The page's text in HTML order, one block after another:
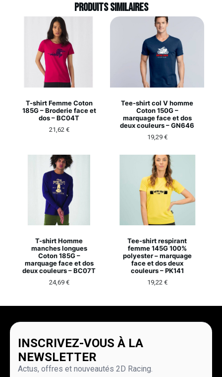
Produits similaires
T-shirt Femme Coton
185G – Broderie face et
dos – BC04T
21,62 €
Tee-shirt col V homme
Coton 150G –
marquage face et dos
deux couleurs – GN646
19,29 €
T-shirt Homme
manches longues
Coton 185G –
marquage face et dos
deux couleurs – BC07T
24,69 €
Tee-shirt respirant
femme 145G 100%
polyester – marquage
face et dos deux
couleurs – PK141
19,22 €
INSCRIVEZ-VOUS À LA
NEWSLETTER
Actus, offres et nouveautés 2D Racing.